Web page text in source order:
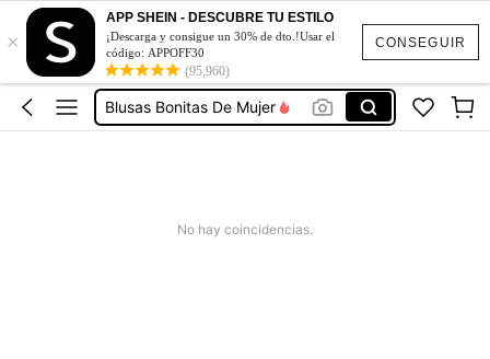
CONSEGUIR
×
APP SHEIN - DESCUBRE TU ESTILO
¡Descarga y consigue un 30% de dto.!Usar el
código: APPOFF30
(95,960)
Vestidos De Mujer Casual
Vestidos Elegantes De Mujer
Blusas Bonitas De Mujer
Conjunto De Dos Piezas Mujer
No hay coincidencias.